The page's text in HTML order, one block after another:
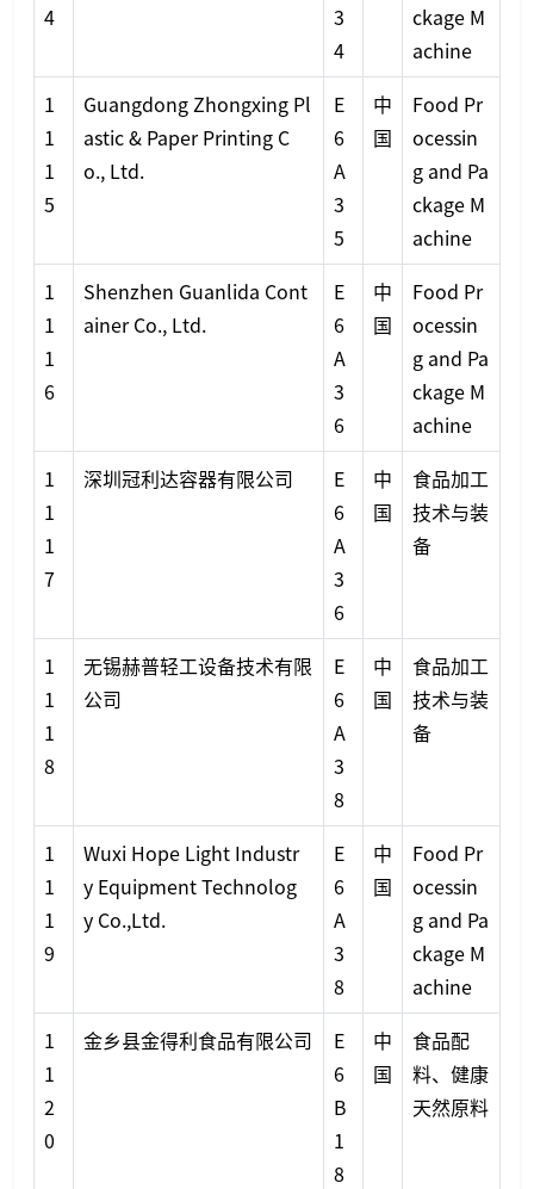
4
3
4
ckage M
achine
1
1
1
5
Guangdong Zhongxing Pl
astic & Paper Printing C
o., Ltd.
E
6
A
3
5
中
国
Food Pr
ocessin
g and Pa
ckage M
achine
1
1
1
6
Shenzhen Guanlida Cont
ainer Co., Ltd.
E
6
A
3
6
中
国
Food Pr
ocessin
g and Pa
ckage M
achine
1
1
1
7
深圳冠利达容器有限公司
E
6
A
3
6
中
国
食品加工
技术与装
备
1
1
1
8
无锡赫普轻工设备技术有限
公司
E
6
A
3
8
中
国
食品加工
技术与装
备
1
1
1
9
Wuxi Hope Light Industr
y Equipment Technolog
y Co.,Ltd.
E
6
A
3
8
中
国
Food Pr
ocessin
g and Pa
ckage M
achine
1
1
2
0
金乡县金得利食品有限公司
E
6
B
1
8
中
国
食品配
料、健康
天然原料